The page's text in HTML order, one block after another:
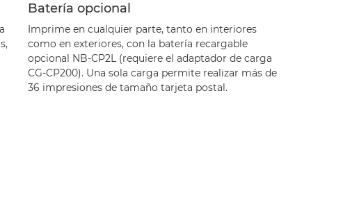
Batería opcional
Imprime en cualquier parte, tanto en interiores
como en exteriores, con la batería recargable
opcional NB-CP2L (requiere el adaptador de carga
CG-CP200). Una sola carga permite realizar más de
36 impresiones de tamaño tarjeta postal.